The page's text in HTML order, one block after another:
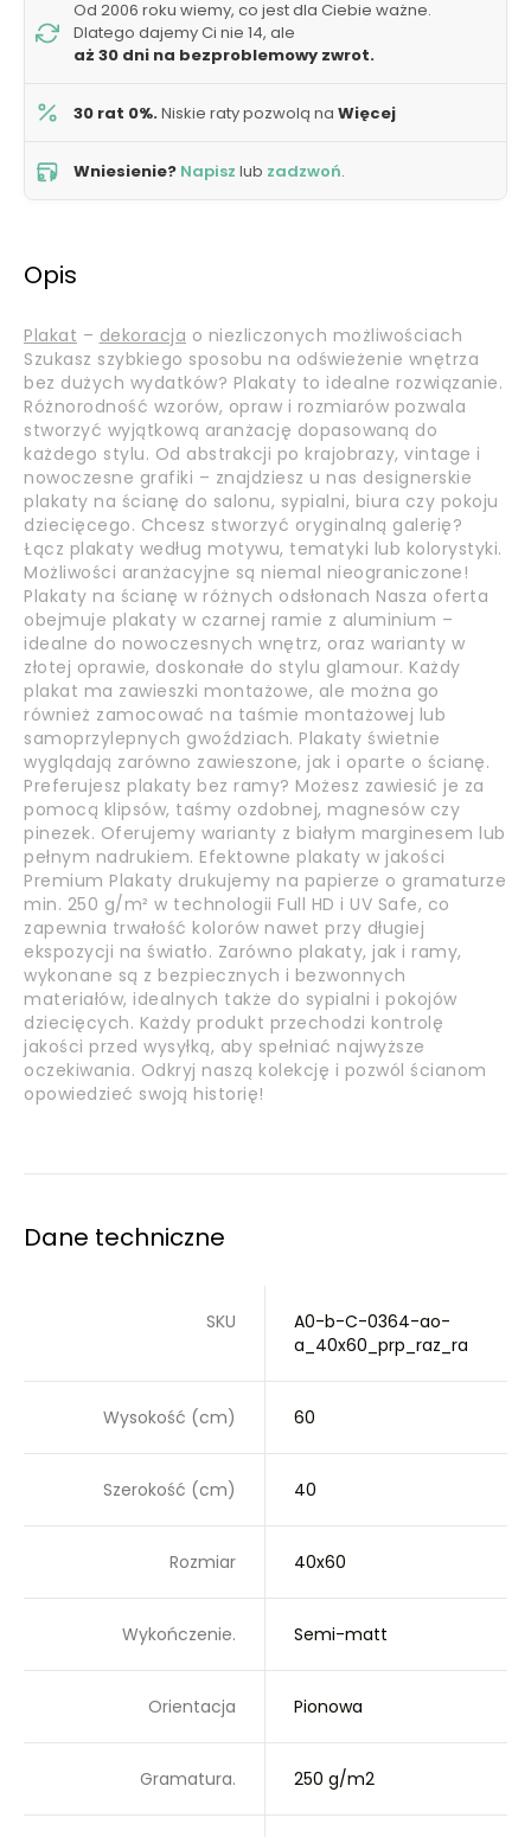
Od 2006 roku wiemy, co jest dla Ciebie ważne.
Dlatego dajemy Ci nie 14, ale
aż 30 dni na bezproblemowy zwrot.
30 rat 0%.Niskie raty pozwolą na Więcej
Wniesienie? Napisz lub zadzwoń.
Opis
Plakat – dekoracja o niezliczonych możliwościach
Szukasz szybkiego sposobu na odświeżenie wnętrza
bez dużych wydatków? Plakaty to idealne rozwiązanie.
Różnorodność wzorów, opraw i rozmiarów pozwala
stworzyć wyjątkową aranżację dopasowaną do
każdego stylu. Od abstrakcji po krajobrazy, vintage i
nowoczesne grafiki – znajdziesz u nas designerskie
plakaty na ścianę do salonu, sypialni, biura czy pokoju
dziecięcego. Chcesz stworzyć oryginalną galerię?
Łącz plakaty według motywu, tematyki lub kolorystyki.
Możliwości aranżacyjne są niemal nieograniczone!
Plakaty na ścianę w różnych odsłonach Nasza oferta
obejmuje plakaty w czarnej ramie z aluminium –
idealne do nowoczesnych wnętrz, oraz warianty w
złotej oprawie, doskonałe do stylu glamour. Każdy
plakat ma zawieszki montażowe, ale można go
również zamocować na taśmie montażowej lub
samoprzylepnych gwoździach. Plakaty świetnie
wyglądają zarówno zawieszone, jak i oparte o ścianę.
Preferujesz plakaty bez ramy? Możesz zawiesić je za
pomocą klipsów, taśmy ozdobnej, magnesów czy
pinezek. Oferujemy warianty z białym marginesem lub
pełnym nadrukiem. Efektowne plakaty w jakości
Premium Plakaty drukujemy na papierze o gramaturze
min. 250 g/m² w technologii Full HD i UV Safe, co
zapewnia trwałość kolorów nawet przy długiej
ekspozycji na światło. Zarówno plakaty, jak i ramy,
wykonane są z bezpiecznych i bezwonnych
materiałów, idealnych także do sypialni i pokojów
dziecięcych. Każdy produkt przechodzi kontrolę
jakości przed wysyłką, aby spełniać najwyższe
oczekiwania. Odkryj naszą kolekcję i pozwól ścianom
opowiedzieć swoją historię!
Dane techniczne
SKU
A0-b-C-0364-ao-
a_40x60_prp_raz_ra
Wysokość (cm) 60
Szerokość (cm) 40
Rozmiar 40x60
Wykończenie. Semi-matt
Orientacja Pionowa
Gramatura. 250 g/m2